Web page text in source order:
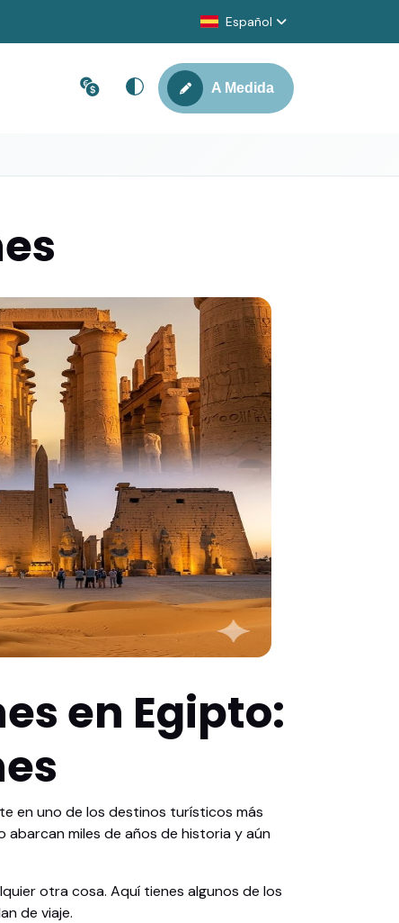
Español
A Medida
en Egipto:
en uno de los destinos turísticos más
abarcan miles de años de historia y aún
otra cosa. Aquí tienes algunos de los
de viaje.